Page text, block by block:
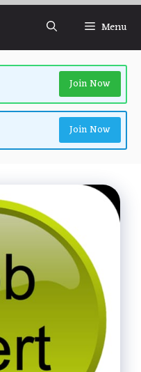
Menu
Join Now
Join Now